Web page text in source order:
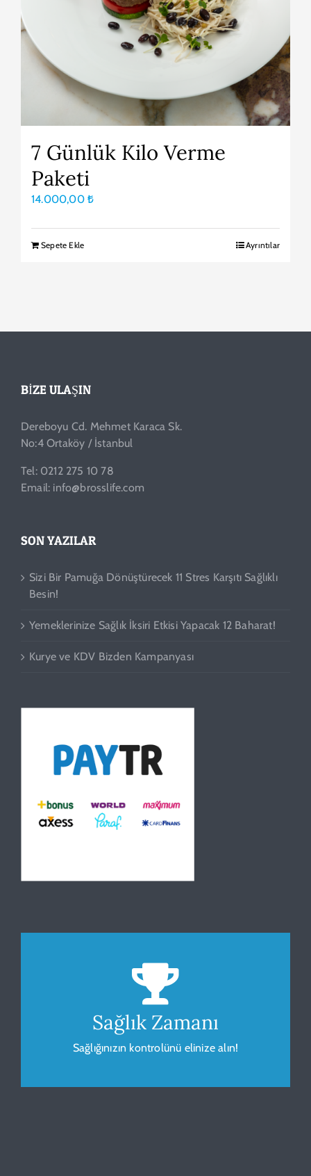
7 Günlük Kilo Verme
Paketi
14.000,00 ₺
Sepete Ekle Ayrıntılar
BIZE ULAŞIN
Dereboyu Cd. Mehmet Karaca Sk.
No:4 Ortaköy / İstanbul
Tel: 0212 275 10 78
Email: info@brosslife.com
SON YAZILAR
Sizi Bir Pamuğa Dönüştürecek 11 Stres Karşıtı Sağlıklı
Besin!
Yemeklerinize Sağlık İksiri Etkisi Yapacak 12 Baharat!
Kurye ve KDV Bizden Kampanyası
Sağlık Zamanı
Sağlığınızın kontrolünü elinize alın!
Beden Kitle Endeksi
Sağlığınız için vücudunuzu gözlemleyip
ölçümleyin.
HESAPLA